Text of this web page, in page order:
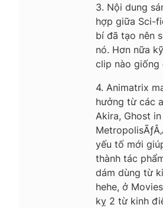
3. Nội dung
hợp giữa Sci-
bí đã tạo nên
nó. Hơn nữa
clip nào giống
4. Animatrix
hưởng từ các
Akira, Ghost
yếu tố mới
thành tác
dám dùng từ
hehe, ở
kỵ 2 từ kinh